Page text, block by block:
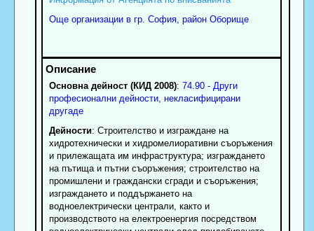
Още организации в гр. София, район Оборище
Основна дейност (КИД 2008): 74.90 - Други
професионални дейности, некласифицирани
другаде
Дейности: Строителство и изграждане на
хидротехнически и хидромелиоративни съоръжения
и прилежащата им инфраструктура; изграждането
на пътища и пътни съоръжения; строителство на
промишлени и граждански сгради и съоръжения;
изграждането и поддържането на
водноелектрически централи, както и
производството на електроенергия посредством